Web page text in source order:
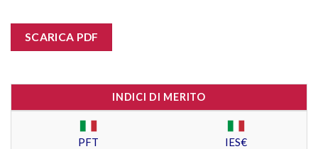
SCARICA PDF
INDICI DI MERITO
PFT IES€